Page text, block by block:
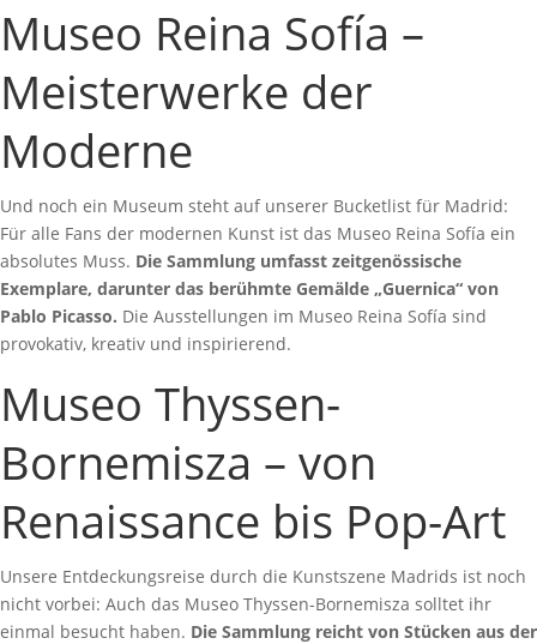
Museo Reina Sofía –
Meisterwerke der
Moderne
Und noch ein Museum steht auf unserer Bucketlist für Madrid:
Für alle Fans der modernen Kunst ist das Museo Reina Sofía ein
absolutes Muss. Die Sammlung umfasst zeitgenössische
Exemplare, darunter das berühmte Gemälde „Guernica“ von
Pablo Picasso. Die Ausstellungen im Museo Reina Sofía sind
provokativ, kreativ und inspirierend.
Museo Thyssen-
Bornemisza – von
Renaissance bis Pop-Art
Unsere Entdeckungsreise durch die Kunstszene Madrids ist noch
nicht vorbei: Auch das Museo Thyssen-Bornemisza solltet ihr
einmal besucht haben. Die Sammlung reicht von Stücken aus der